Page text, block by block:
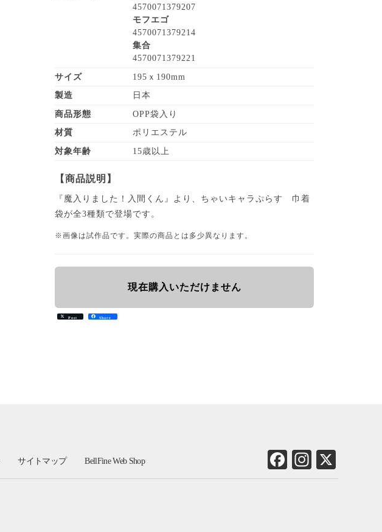
4570071379207
モフエゴ
4570071379214
集合
4570071379221
サイズ 195ｘ190mm
製造 日本
商品形態 OPP袋入り
材質 ポリエステル
対象年齢 15歳以上
【商品説明】
『魔入りました！入間くん』より、ちゃいキャラぷらす 巾着
袋が全3種類で登場です。
※画像は試作品です。実際の商品とは多少異なります。
現在購入いただけません
Post Share
サイトマップ BellFine Web Shop
Fa
ce
In
st